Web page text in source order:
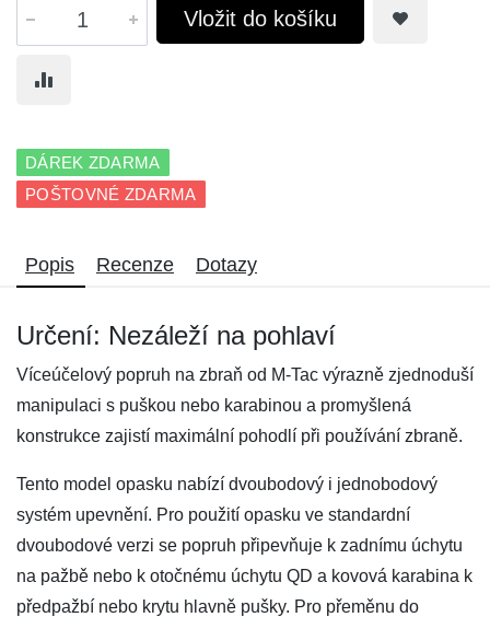
Vložit do košíku
DÁREK ZDARMA
POŠTOVNÉ ZDARMA
Popis Recenze Dotazy
Určení: Nezáleží na pohlaví
Víceúčelový popruh na zbraň od M-Tac výrazně zjednoduší
manipulaci s puškou nebo karabinou a promyšlená
konstrukce zajistí maximální pohodlí při používání zbraně.
Tento model opasku nabízí dvoubodový i jednobodový
systém upevnění. Pro použití opasku ve standardní
dvoubodové verzi se popruh připevňuje k zadnímu úchytu
na pažbě nebo k otočnému úchytu QD a kovová karabina k
předpažbí nebo krytu hlavně pušky. Pro přeměnu do